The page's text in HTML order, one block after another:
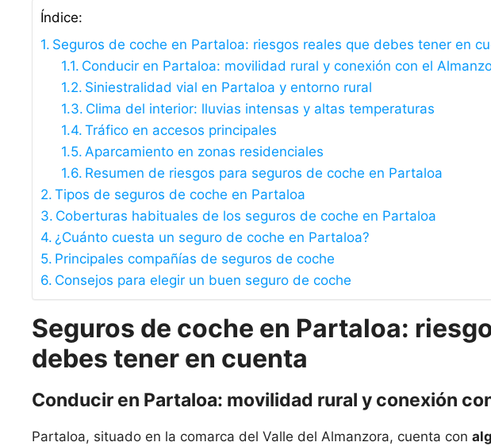
Índice:
Seguros de coche en Partaloa: riesgos reales que debes tener en
Conducir en Partaloa: movilidad rural y conexión con el
Siniestralidad vial en Partaloa y entorno rural
Clima del interior: lluvias intensas y altas temperaturas
Tráfico en accesos principales
Aparcamiento en zonas residenciales
Resumen de riesgos para seguros de coche en Partaloa
Tipos de seguros de coche en Partaloa
Coberturas habituales de los seguros de coche en Partaloa
¿Cuánto cuesta un seguro de coche en Partaloa?
Principales compañías de seguros de coche
Consejos para elegir un buen seguro de coche
Seguros de coche en Partaloa:
debes tener en cuenta
Conducir en Partaloa: movilidad rural y conexión
Partaloa, situado en la comarca del Valle del Almanzora, cuenta con